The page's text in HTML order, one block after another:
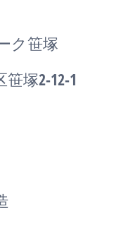
ク笹塚
塚2-12-1